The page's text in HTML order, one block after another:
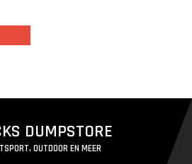
voor elk schot de plenum tot deze druk
uitgerust met een messing zuiger,
is dan zijn kunststof
DUMPSTORE
OUTDOOR EN MEER